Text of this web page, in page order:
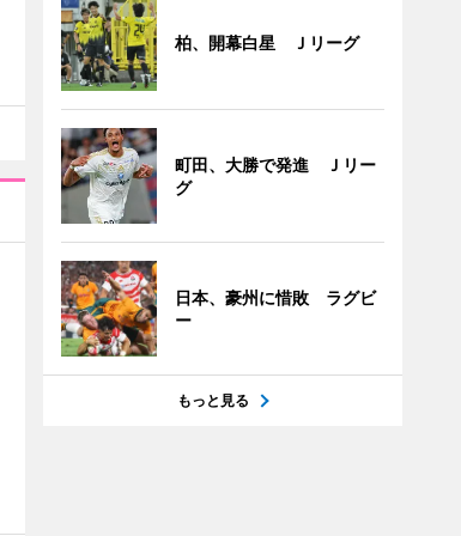
柏、開幕白星 Ｊリーグ
町田、大勝で発進 Ｊリー
グ
日本、豪州に惜敗 ラグビ
ー
もっと見る